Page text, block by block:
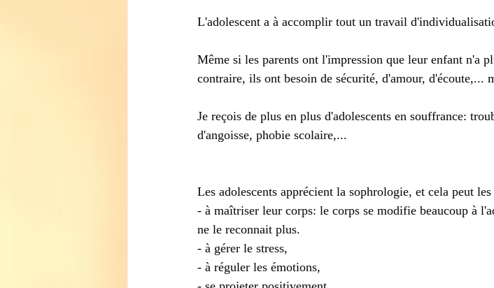
L'adolescent a à accomplir tout un travail
Même si les parents ont l'impression que leur enfant n'a
contraire, ils ont besoin de sécurité, d'amour, d'écoute,...
Je reçois de plus en plus d'adolescents en souffrance:
d'angoisse, phobie scolaire,...
Les adolescents apprécient la sophrologie, et cela peut
- à maîtriser leur corps: le corps se modifie beaucoup à
ne le reconnait plus.
- à gérer le stress,
- à réguler les émotions,